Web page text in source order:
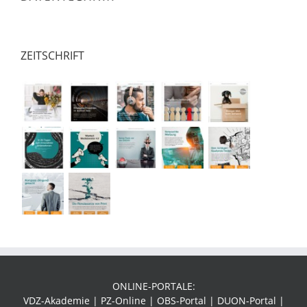
ZEITSCHRIFT
ONLINE-PORTALE:
VDZ-Akademie | PZ-Online | OBS-Portal | DUON-Portal |